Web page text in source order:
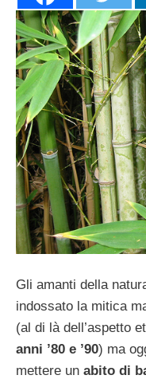
Gli amanti della
indossato la mitica
(al di là dell’aspetto
anni ’80 e ’90) ma
mettere un abito di